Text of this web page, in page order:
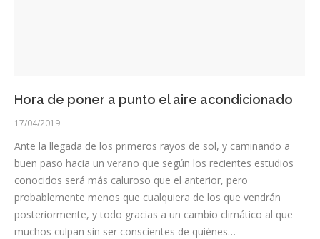
Hora de poner a punto el aire acondicionado
17/04/2019
Ante la llegada de los primeros rayos de sol, y caminando a
buen paso hacia un verano que según los recientes estudios
conocidos será más caluroso que el anterior, pero
probablemente menos que cualquiera de los que vendrán
posteriormente, y todo gracias a un cambio climático al que
muchos culpan sin ser conscientes de quiénes…